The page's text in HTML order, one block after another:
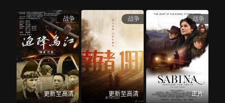
战争
更新至高清
战争
更新至高清
战争
正片